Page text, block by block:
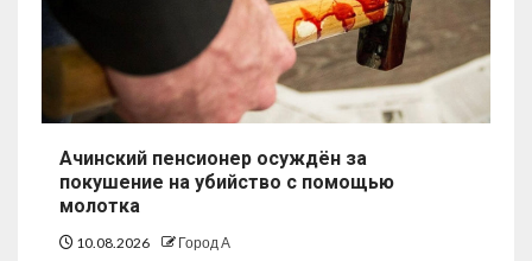
Ачинский пенсионер осуждён за
покушение на убийство с помощью
молотка
10.08.2026 Город А